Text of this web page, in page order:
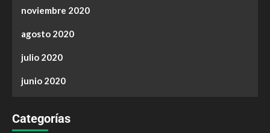
noviembre 2020
agosto 2020
julio 2020
junio 2020
Categorías